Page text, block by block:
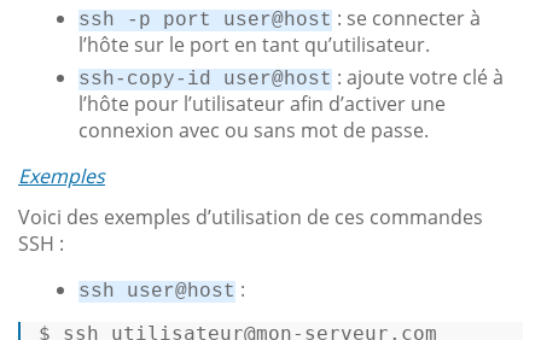
ssh -p port user@host : se connecter à
l’hôte sur le port en tant qu’utilisateur.
ssh-copy-id user@host : ajoute votre clé à
l’hôte pour l’utilisateur afin d’activer une
connexion avec ou sans mot de passe.
Exemples
Voici des exemples d’utilisation de ces commandes
SSH :
ssh user@host :
$ ssh utilisateur@mon-serveur.com